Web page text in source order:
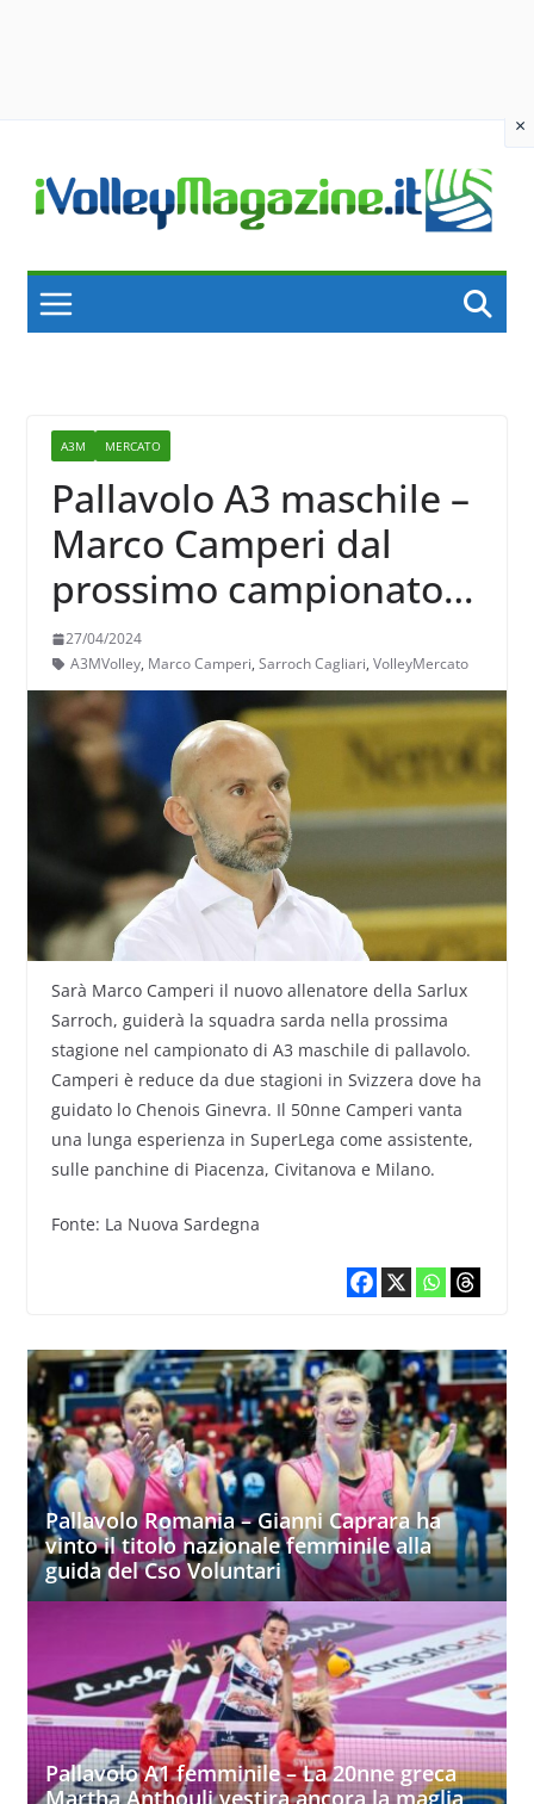
×
content
A3M MERCATO
Pallavolo A3 maschile –
Marco Camperi dal
prossimo campionato
sulla panchina Sarlux
Sarroch
27/04/2024
A3MVolley, Marco Camperi, Sarroch Cagliari, VolleyMercato
Sarà Marco Camperi il nuovo allenatore della Sarlux
Sarroch, guiderà la squadra sarda nella prossima
stagione nel campionato di A3 maschile di pallavolo.
Camperi è reduce da due stagioni in Svizzera dove ha
guidato lo Chenois Ginevra. Il 50nne Camperi vanta
una lunga esperienza in SuperLega come assistente,
sulle panchine di Piacenza, Civitanova e Milano.
Fonte: La Nuova Sardegna
Pallavolo Romania – Gianni Caprara ha
vinto il titolo nazionale femminile alla
guida del Cso Voluntari
Pallavolo A1 femminile – La 20nne greca
Martha Anthouli vestira ancora la maglia